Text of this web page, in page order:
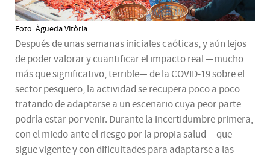
Foto: Àgueda Vitòria
Después de unas semanas iniciales caóticas, y aún lejos
de poder valorar y cuantificar el impacto real —mucho
más que significativo, terrible— de la COVID-19 sobre el
sector pesquero, la actividad se recupera poco a poco
tratando de adaptarse a un escenario cuya peor parte
podría estar por venir. Durante la incertidumbre primera,
con el miedo ante el riesgo por la propia salud —que
sigue vigente y con dificultades para adaptarse a las